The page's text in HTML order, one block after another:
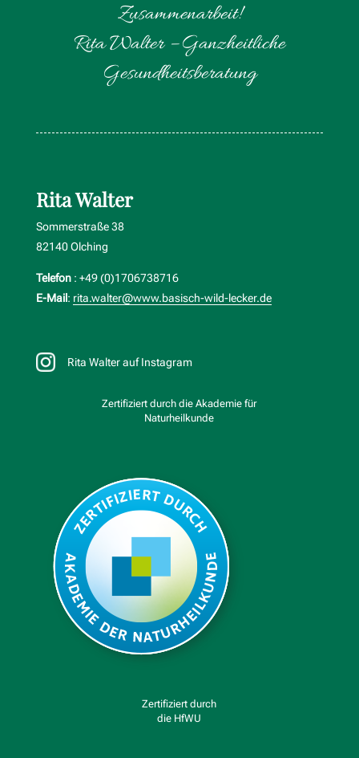
Zusammenarbeit!
Rita Walter – Ganzheitliche
Gesundheitsberatung
Rita Walter
Sommerstraße 38
82140 Olching
Telefon: +49 (0)1706738716
E-Mail : rita.walter@www.basisch-wild-lecker.de
Rita Walter auf Instagram
Zertifiziert durch die Akademie für
Naturheilkunde
Zertifiziert durch
die HfWU